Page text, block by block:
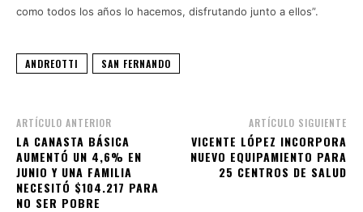
como todos los años lo hacemos, disfrutando junto a ellos”.
ANDREOTTI SAN FERNANDO
ARTÍCULO ANTERIOR
LA CANASTA BÁSICA
AUMENTÓ UN 4,6% EN
JUNIO Y UNA FAMILIA
NECESITÓ $104.217 PARA
NO SER POBRE
ARTÍCULO SIGUIENTE
VICENTE LÓPEZ INCORPORA
NUEVO EQUIPAMIENTO PARA
25 CENTROS DE SALUD